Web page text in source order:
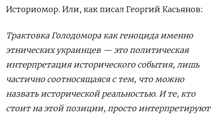
Историомор. Или, как писал Георгий Касьянов:
Трактовка Голодомора как геноцида именно
этнических украинцев — это политическая
интерпретация исторического события, лишь
частично соотносящаяся с тем, что можно
назвать исторической реальностью. И те, кто
стоит на этой позиции, просто интерпретируют